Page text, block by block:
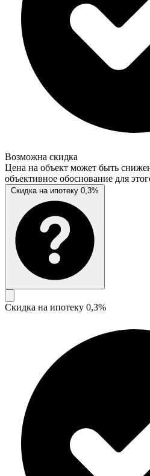
Возможна скидка
Цена на объект может быть
объективное обоснование для
Скидка на ипотеку 0,3%
Скидка на ипотеку 0,3%